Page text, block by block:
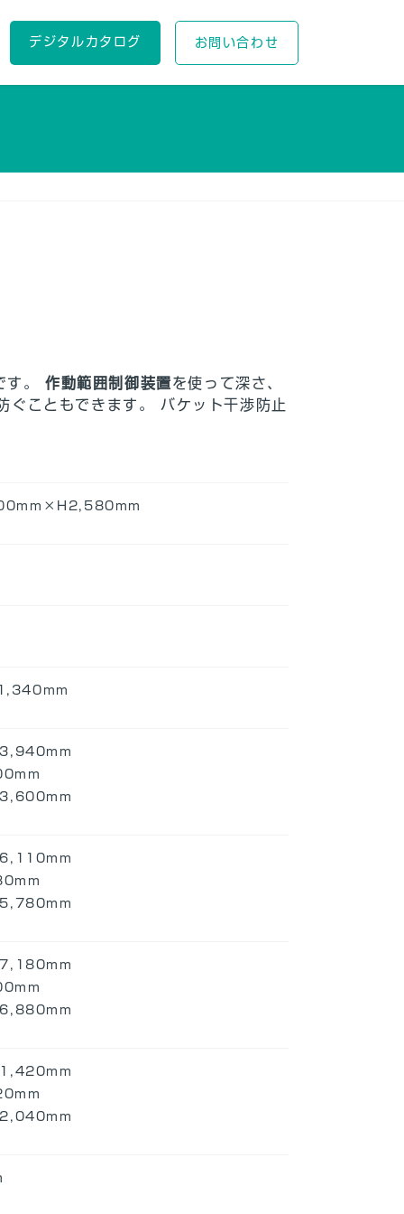
デジタルカタログ お問い合わせ
す。作動範囲制御装置を使って深さ、
ぐこともできます。 バケット干渉防止
3,940mm
3,600mm
6,110mm
5,780mm
7,180mm
6,880mm
1,420mm
2,040mm